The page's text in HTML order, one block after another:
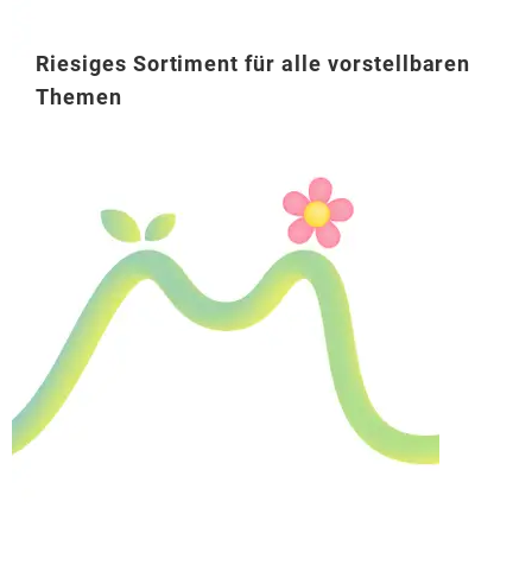
Riesiges Sortiment für alle vorstellbaren
Themen